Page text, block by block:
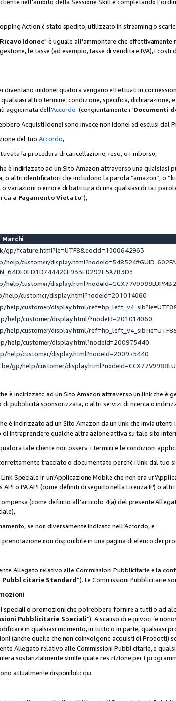
nell'ambito della Sessione Skill e completando
Action è stato spedito, utilizzato in streaming o
Ricavo Idoneo" è uguale all'ammontare che effettivamente
le tasse (ad esempio, tasse di vendita e IVA), i
diventano inidonei qualora vengano effettuati in
altro termine, condizione, specifica,
aggiornata dell'Accordo (congiuntamente i "Documenti
Acquisti Idonei sono invece non idonei ed esclusi dal
del tuo Accordo,
la procedura di cancellazione, reso, o rimborso,
è indirizzato ad un Sito Amazon attraverso una qualsiasi
o altri identificatori che includono la parola “amazon”, o
variazioni o errore di battitura di una qualsiasi di tali parole
a Pagamento Vietato"),
Marchi
gp/feature.html?ie=UTF8&docId=1000642963
help/customer/display.html?nodeId=548524#GUID-
help/customer/display.html?nodeId=GCX77V9988LUPMB2
help/customer/display.html?nodeId=201014060
help/customer/display.html/
help/customer/display.html/?nodeId=201014060
help/customer/display.html/
help/customer/display.html?nodeId=200975440
help/customer/display.html?nodeId=200975440
gp/help/customer/
è indirizzato ad un Sito Amazon attraverso un link che è
di pubblicità sponsorizzata, o altri servizi di ricerca o
è indirizzato ad un Sito Amazon da un link che invia
di intraprendere qualche altra azione attiva su tale sito
tale cliente non osservi i termini e le condizioni
tracciato o documentato perché i link dal tuo
Speciale in un'Applicazione Mobile che non era
o PA API (come definiti di seguito nella Licenza IP) o
(come definito all'articolo 4(a) del presente
se non diversamente indicato nell’Accordo, e
non disponibile in una pagina di elenco dei
Allegato relativo alle Commissioni Pubblicitarie e la
Pubblicitarie Standard”). Le Commissioni Pubblicitarie
o promozioni che potrebbero fornire a tutti o ad
Pubblicitarie Speciali”). A scanso di equivoci (e
in qualsiasi momento, in tutto o in parte, qualsiasi
(anche quelle che non coinvolgono acquisti di Prodotti)
Allegato relativo alle Commissioni Pubblicitarie, e
sostanzialmente simile quale restrizione per i
attualmente disponibili: qui